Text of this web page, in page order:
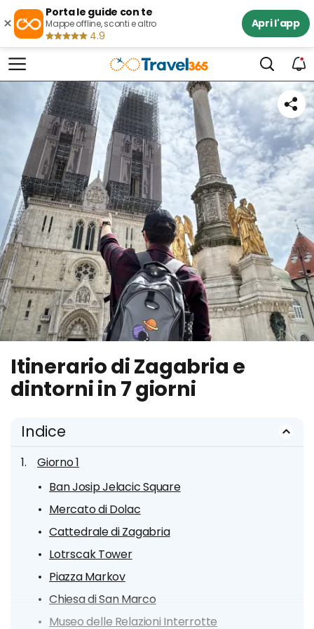
×
Porta le guide con te
Mappe offline, sconti e altro
4.9
Apri l'app
Itinerario di Zagabria e
dintorni in 7 giorni
Indice
Giorno 1
Ban Josip Jelacic Square
Mercato di Dolac
Cattedrale di Zagabria
Lotrscak Tower
Piazza Markov
Chiesa di San Marco
Museo delle Relazioni Interrotte